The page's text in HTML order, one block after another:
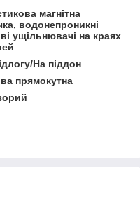
магнітна
водонепроникні
ущільнювачі на краях
На піддон
прямокутна